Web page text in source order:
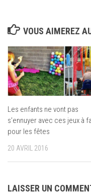
VOUS AIMEREZ
Les enfants ne vont pas
s’ennuyer avec ces jeux à
pour les fêtes
20 AVRIL 2016
LAISSER UN